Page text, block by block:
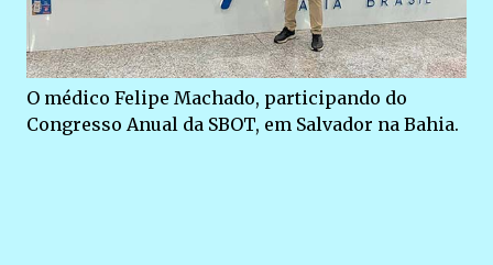
O médico Felipe Machado, participando do
Congresso Anual da SBOT, em Salvador na Bahia.